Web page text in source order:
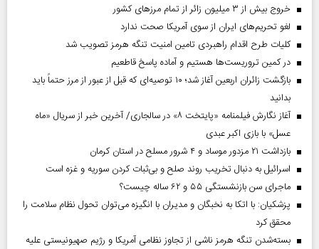
خروج بیش از ۳ میلیون زائر از تمام مرز‌های کشور
لغو تحریم‌های ایران از سوی آمریکا صحت ندارد
کلیات طرح اقدام راهبردی تامین امنیت تنگه هرمز تصویب شد
در کمین تروریست‌ها هستیم و آماده پاسخ قاطعیم
بازگشت زائران اربعین آغاز شد؛ ۱۰ توصیه‌ای که قبل از عبور از مرز حتماً باید
بدانید
آغاز نگارش فیلمنامه «پایتخت ۸» در سالجاری/ آخرین خبر از سریال «ماه
عسل» با بازی اکبر عبدی
بازداشت ۲۱ مزدور موساد و ۴ شرور مسلح در استان کرمان
اسرائیل به دنبال تخریب روند صلح و بی‌ثبات کردن سوریه و غزه است
ماجرای سن بازنشستگی ۵۵ و ۶۲ ساله چیست؟
پزشکیان: با اتکا به نخبگان و مدیران با انگیزه می‌توان تحول نظام سلامت را
محقق کرد
بسته‌شدن تنگه هرمز ناشی از تجاوز نظامی آمریکا و رژیم صهیونیستی علیه